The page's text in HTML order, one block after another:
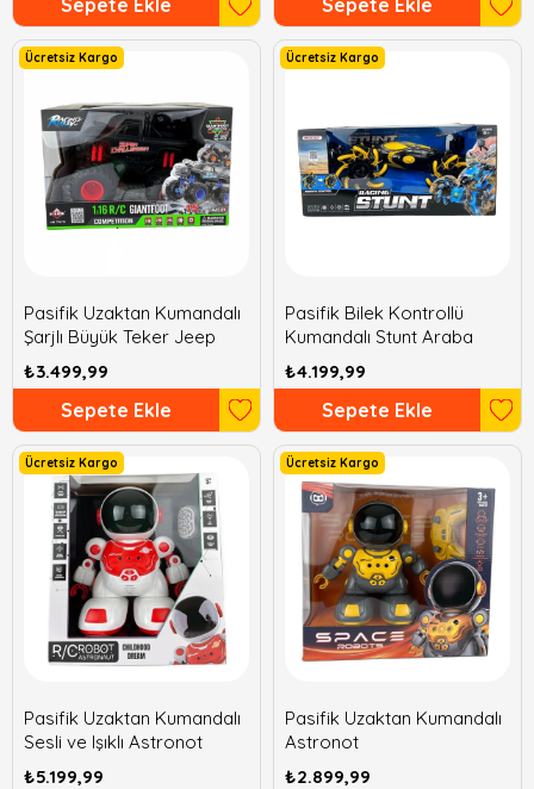
Sepete Ekle Sepete Ekle
Pasifik Uzaktan Kumandalı
Şarjlı Büyük Teker Jeep
₺3.499,99
Ücretsiz Kargo
Sepete Ekle
Pasifik Bilek Kontrollü
Kumandalı Stunt Araba
₺4.199,99
Ücretsiz Kargo
Sepete Ekle
Pasifik Uzaktan Kumandalı
Sesli ve Işıklı Astronot
₺5.199,99
Ücretsiz Kargo
Pasifik Uzaktan Kumandalı
Astronot
₺2.899,99
Ücretsiz Kargo